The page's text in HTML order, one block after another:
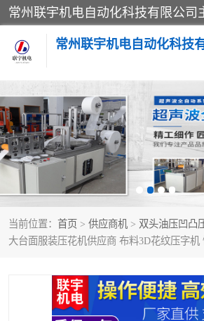
常州联宇机电自动化科技
当前位置： 首页 > 供应商机 > 双头油压凹凸
大台面服装压花机供应商 布料3D花纹压字机
压花定型机以及压花模具 超声
高频热合机 超声
超声波复合压花机 凹凸
3040凹凸压花机 双头
高频压花压标机 自动